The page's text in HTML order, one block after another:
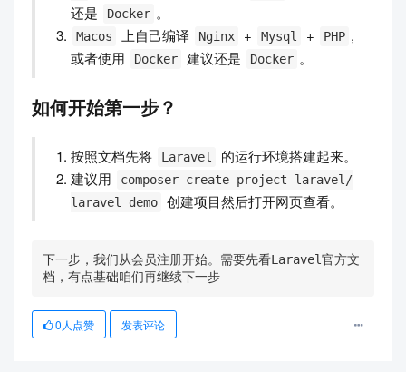
还是
Docker 。
Macos 上自己编译 Nginx + Mysql + PHP ,
或者使用
Docker 建议还是 Docker 。
如何开始第一步？
按照文档先将 Laravel
的运行环境搭建起来。
建议用
composer create-project laravel/
laravel demo
创建项目然后打开网页查看。
下一步，我们从会员注册开始。需要先看Laravel官方文
档，有点基础咱们再继续下一步
0 人点赞 发表评论